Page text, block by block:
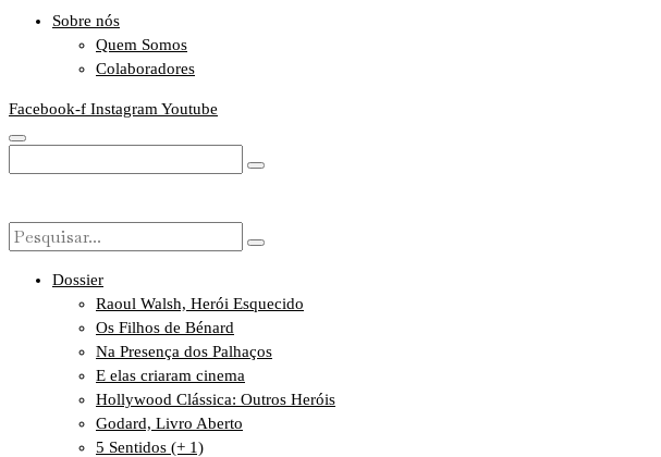
Sobre nós
Quem Somos
Colaboradores
Facebook-f Instagram Youtube
Dossier
Raoul Walsh, Herói Esquecido
Os Filhos de Bénard
Na Presença dos Palhaços
E elas criaram cinema
Hollywood Clássica: Outros Heróis
Godard, Livro Aberto
5 Sentidos (+ 1)